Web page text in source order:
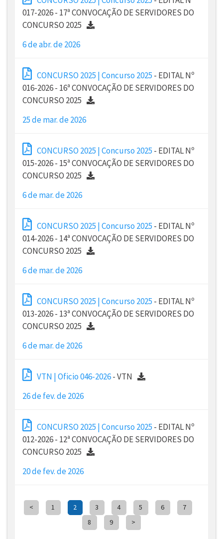
017-2026 - 17ª CONVOCAÇÃO DE SERVIDORES DO
CONCURSO 2025
6 de abr. de 2026
CONCURSO 2025 | Concurso 2025 - EDITAL Nº
016-2026 - 16ª CONVOCAÇÃO DE SERVIDORES DO
CONCURSO 2025
25 de mar. de 2026
CONCURSO 2025 | Concurso 2025 - EDITAL Nº
015-2026 - 15ª CONVOCAÇÃO DE SERVIDORES DO
CONCURSO 2025
6 de mar. de 2026
CONCURSO 2025 | Concurso 2025 - EDITAL Nº
014-2026 - 14ª CONVOCAÇÃO DE SERVIDORES DO
CONCURSO 2025
6 de mar. de 2026
CONCURSO 2025 | Concurso 2025 - EDITAL Nº
013-2026 - 13ª CONVOCAÇÃO DE SERVIDORES DO
CONCURSO 2025
6 de mar. de 2026
VTN | Oficio 046-2026- VTN
26 de fev. de 2026
CONCURSO 2025 | Concurso 2025 - EDITAL Nº
012-2026 - 12ª CONVOCAÇÃO DE SERVIDORES DO
CONCURSO 2025
20 de fev. de 2026
< 1 2 3 4 5 6
7
8
9 >